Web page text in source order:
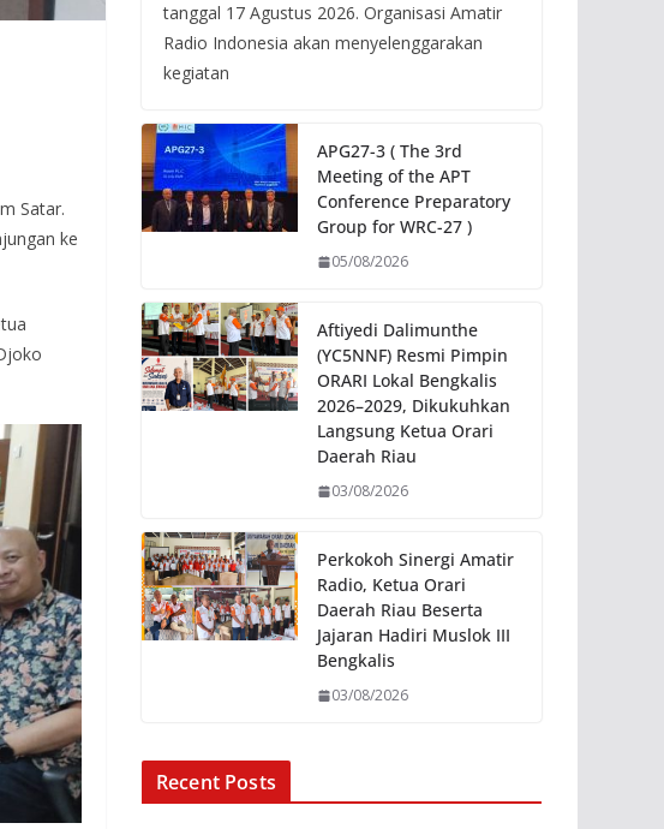
Satar.
ke
tanggal 17 Agustus 2026. Organisasi Amatir
Radio Indonesia akan menyelenggarakan
kegiatan
APG27-3 ( The 3rd
Meeting of the APT
Conference Preparatory
Group for WRC-27 )
05/08/2026
Aftiyedi Dalimunthe
(YC5NNF) Resmi Pimpin
ORARI Lokal Bengkalis
2026–2029, Dikukuhkan
Langsung Ketua Orari
Daerah Riau
03/08/2026
Perkokoh Sinergi Amatir
Radio, Ketua Orari
Daerah Riau Beserta
Jajaran Hadiri Muslok III
Bengkalis
03/08/2026
Recent Posts